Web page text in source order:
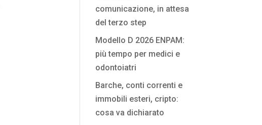
comunicazione, in attesa
del terzo step
Modello D 2026 ENPAM:
più tempo per medici e
odontoiatri
Barche, conti correnti e
immobili esteri, cripto:
cosa va dichiarato